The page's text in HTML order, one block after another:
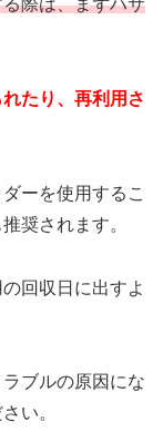
際は、まずハサ
たり、再利用さ
ーを使用するこ
奨されます。
回収日に出すよ
ブルの原因にな
い。